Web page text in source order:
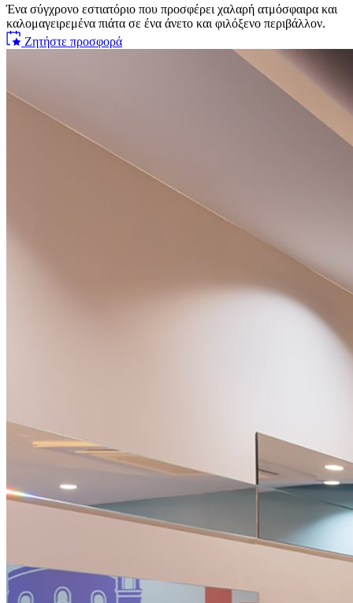
Ένα σύγχρονο εστιατόριο που προσφέρει χαλαρή ατμόσφαιρα και
καλομαγειρεμένα πιάτα σε ένα άνετο και φιλόξενο περιβάλλον.
Ζητήστε προσφορά